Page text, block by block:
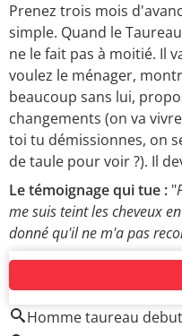
Prenez trois mois
simple. Quand le
ne le fait pas à moitié. Il
voulez le ménager,
beaucoup sans lui,
changements (on va
toi tu démissionnes, on
de taule pour voir ?). Il
Le témoignage qui tue : "
me suis teint les cheveux
donné qu'il ne m'a pas
AUTOUR DU MÊME
Homme taureau